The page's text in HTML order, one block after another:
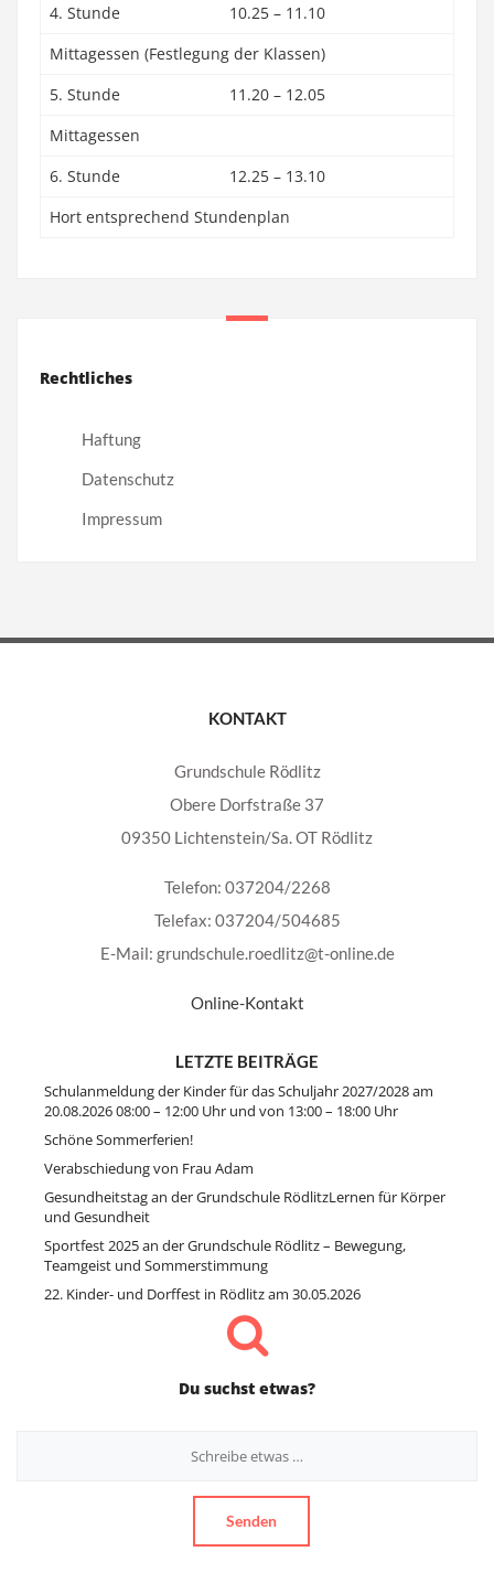
4. Stunde
10.25 – 11.10
Mittagessen (Festlegung der Klassen)
5. Stunde
11.20 – 12.05
Mittagessen
6. Stunde
12.25 – 13.10
Hort entsprechend Stundenplan
Rechtliches
Haftung
Datenschutz
Impressum
KONTAKT
Grundschule Rödlitz
Obere Dorfstraße 37
09350 Lichtenstein/Sa. OT Rödlitz
Telefon: 037204/2268
Telefax: 037204/504685
E-Mail: grundschule.roedlitz@t-online.de
Online-Kontakt
LETZTE BEITRÄGE
Schulanmeldung der Kinder für das Schuljahr 2027/2028 am
20.08.2026 08:00 – 12:00 Uhr und von 13:00 – 18:00 Uhr
Schöne Sommerferien!
Verabschiedung von Frau Adam
Gesundheitstag an der Grundschule RödlitzLernen für Körper
und Gesundheit
Sportfest 2025 an der Grundschule Rödlitz – Bewegung,
Teamgeist und Sommerstimmung
22. Kinder- und Dorffest in Rödlitz am 30.05.2026
Du suchst etwas?